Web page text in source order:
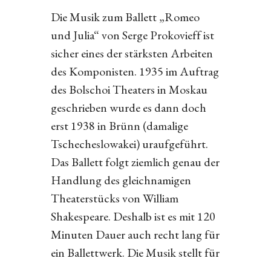
Die Musik zum Ballett „Romeo
und Julia“ von Serge Prokovieff ist
sicher eines der stärksten Arbeiten
des Komponisten. 1935 im Auftrag
des Bolschoi Theaters in Moskau
geschrieben wurde es dann doch
erst 1938 in Brünn (damalige
Tschecheslowakei) uraufgeführt.
Das Ballett folgt ziemlich genau der
Handlung des gleichnamigen
Theaterstücks von William
Shakespeare. Deshalb ist es mit 120
Minuten Dauer auch recht lang für
ein Ballettwerk. Die Musik stellt für